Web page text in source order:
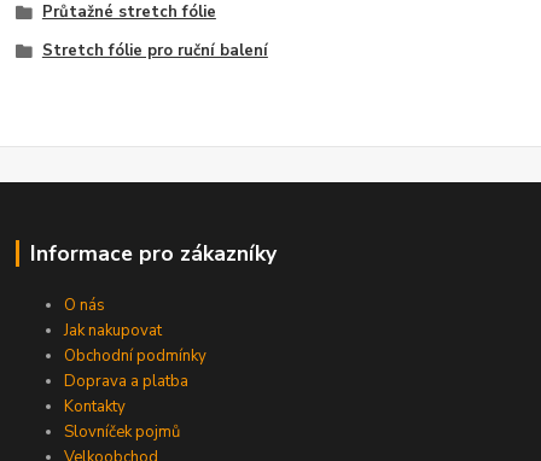
Průtažné stretch fólie
Stretch fólie pro ruční balení
Informace pro zákazníky
O nás
Jak nakupovat
Obchodní podmínky
Doprava a platba
Kontakty
Slovníček pojmů